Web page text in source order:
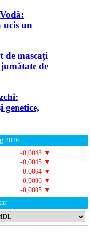
ucis un
de mascați
de
genetice,
2026
-0,0043 ▼
-0,0045 ▼
-0,0064 ▼
-0,0006 ▼
-0,0005 ▼